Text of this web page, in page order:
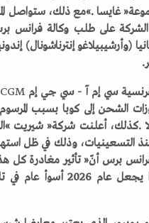
CGM‭ ‬والشركة‭ ‬الألمانية‭ ‬هاباغ‭ ‬لويد‭ ‬